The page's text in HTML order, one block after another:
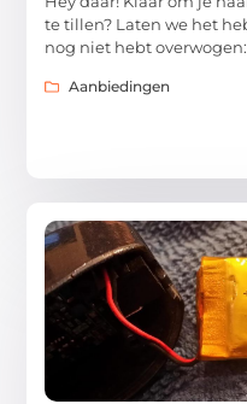
te tillen? Laten we het
nog niet hebt overwogen:
Aanbiedingen